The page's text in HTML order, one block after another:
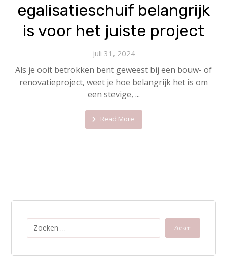
egalisatieschuif belangrijk
is voor het juiste project
juli 31, 2024
Als je ooit betrokken bent geweest bij een bouw- of
renovatieproject, weet je hoe belangrijk het is om
een stevige, ...
Read More
Zoeken